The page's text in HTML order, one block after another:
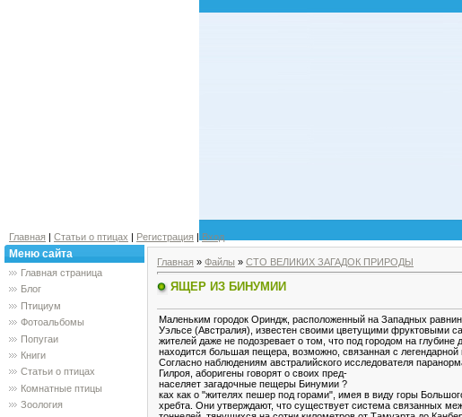
Главная | Статьи о птицах | Регистрация | Вход
Меню сайта
Главная страница
Блог
Птициум
Фотоальбомы
Попугаи
Книги
Статьи о птицах
Комнатные птицы
Зоология
Главная » Файлы » СТО ВЕЛИКИХ ЗАГАДОК ПРИРОДЫ
ЯЩЕР ИЗ БИНУМИИ
Маленьким городок Ориндж, расположенный на Западных
Уэльсе (Австралия), известен своими цветущими фруктовыми
жителей даже не подозревает о том, что под городом на глубине
находится большая пещера, возможно, связанная с легендарной
Согласно наблюдениям австралийского исследователя
Гилроя, аборигены говорят о своих пред-
населяет загадочные пещеры Бинумии ?
ках как о "жителях пешер под горами", имея в виду горы
хребта. Они утверждают, что существует система связанных